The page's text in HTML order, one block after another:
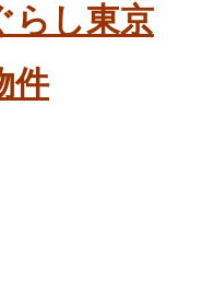
らし東京
件